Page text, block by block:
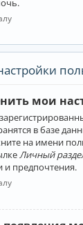
мои
в базе
на имени
Личный
и предпочтения.